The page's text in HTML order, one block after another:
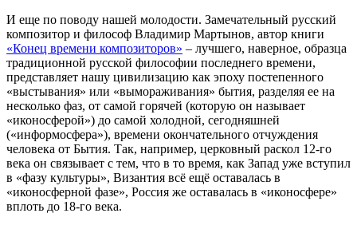
И еще по поводу нашей молодости. Замечательный русский
композитор и философ Владимир Мартынов, автор книги
«Конец времени композиторов» – лучшего, наверное, образца
традиционной русской философии последнего времени,
представляет нашу цивилизацию как эпоху постепенного
«выстывания» или «вымораживания» бытия, разделяя ее на
несколько фаз, от самой горячей (которую он называет
«иконосферой») до самой холодной, сегодняшней
(«информосфера»), времени окончательного отчуждения
человека от Бытия. Так, например, церковный раскол 12-го
века он связывает с тем, что в то время, как Запад уже вступил
в «фазу культуры», Византия всё ещё оставалась в
«иконосферной фазе», Россия же оставалась в «иконосфере»
вплоть до 18-го века.